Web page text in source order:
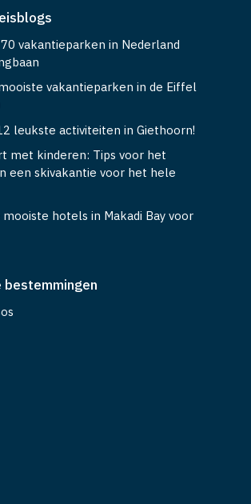
vakantieparken in Nederland
vakantieparken in de Eiffel
leukste activiteiten in Giethoorn!
met kinderen: Tips voor het
een skivakantie voor het hele
mooiste hotels in Makadi Bay voor
bestemmingen